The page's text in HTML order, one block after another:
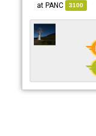
3100
PANC